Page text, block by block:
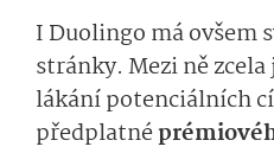
I Duolingo má ovšem
stránky. Mezi ně
lákání potenciálních
předplatné